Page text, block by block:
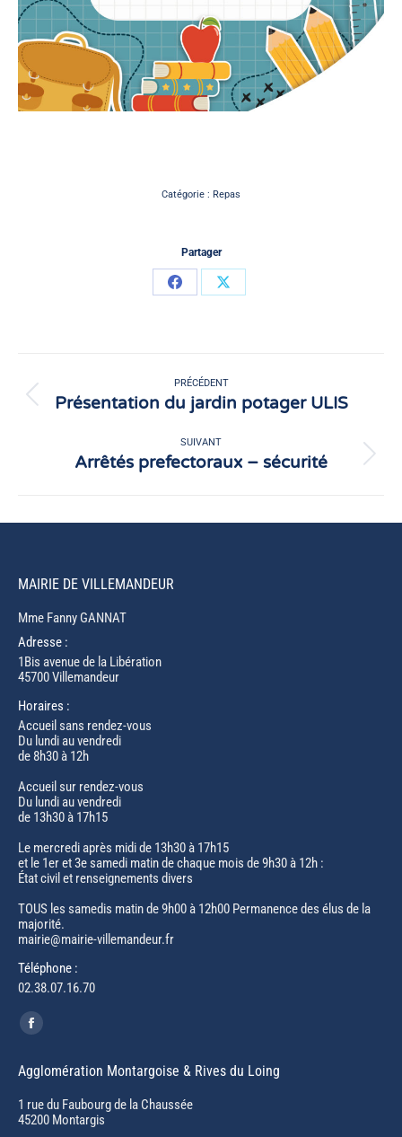
Catégorie : Repas
Partager
PartagerPartager
article
PRÉCÉDENT
Article
Présentation du jardin potager ULIS
SUIVANT
Article
Arrêtés prefectoraux – sécurité
MAIRIE DE VILLEMANDEUR
Mme Fanny GANNAT
Adresse :
1Bis avenue de la Libération
45700 Villemandeur
Horaires :
Accueil sans rendez-vous
Du lundi au vendredi
de 8h30 à 12h
Accueil sur rendez-vous
Du lundi au vendredi
de 13h30 à 17h15
Le mercredi après midi de 13h30 à 17h15
et le 1er et 3e samedi matin de chaque mois de 9h30 à 12h :
État civil et renseignements divers
TOUS les samedis matin de 9h00 à 12h00 Permanence des élus de la
majorité.
mairie@mairie-villemandeur.fr
Téléphone :
02.38.07.16.70
Trouvez nous sur :
Facebook
opens
in
new
Agglomération Montargoise & Rives du Loing
1 rue du Faubourg de la Chaussée
45200 Montargis